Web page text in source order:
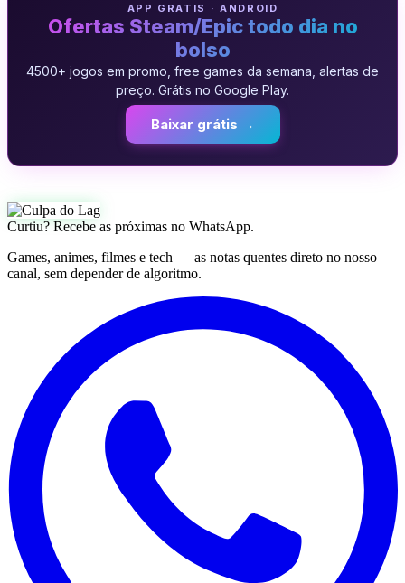
APP GRATIS · ANDROID
Ofertas Steam/Epic todo dia no
bolso
4500+ jogos em promo, free games da semana, alertas de
preço. Grátis no Google Play.
Baixar grátis →
Curtiu? Recebe as próximas no WhatsApp.
Games, animes, filmes e tech — as notas quentes direto no nosso
canal, sem depender de algoritmo.